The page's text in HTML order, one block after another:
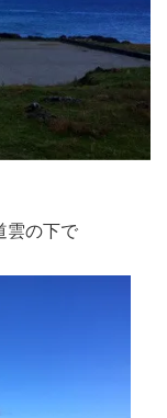
雲の下で